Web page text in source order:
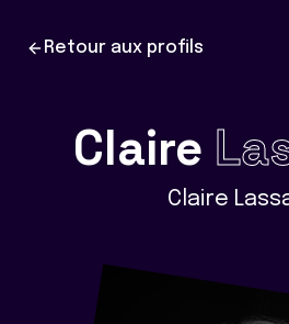
Retour aux profils
Claire
Claire